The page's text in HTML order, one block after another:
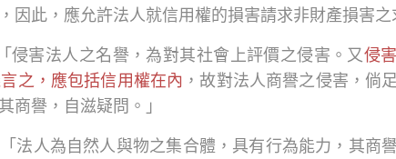
因此，應允許法人就信用權的損害請求非財產損害之
害法人之名譽，為對其社會上評價之侵害。又侵
之，應包括信用權在內 ，故對法人商譽之侵害，倘
商譽，自滋疑問。」
法人為自然人與物之集合體，具有行為能力，其商